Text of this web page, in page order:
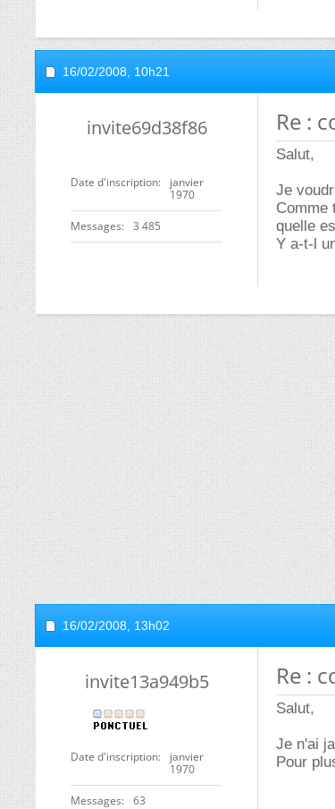
16/02/2008, 10h21
invite69d38f86
Date d'inscription
janvier
1970
Messages 3 485
Re :
Salut,
Je
Comme
quelle
Y a-t-l
16/02/2008, 13h02
invite13a949b5
Date d'inscription
janvier
1970
Messages 63
Re :
Salut,
Je n'ai
Pour